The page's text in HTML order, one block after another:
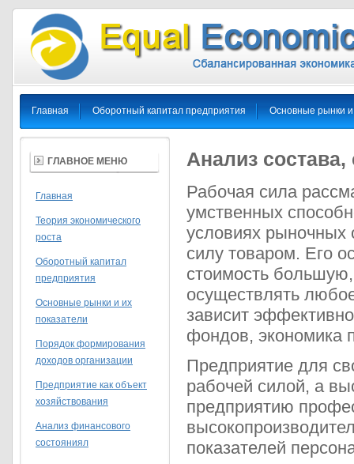
Главная Оборотный капитал предприятия Основные рынки и
Анализ состава,
Рабочая сила
умственных
условиях рыночных
силу товаром. Его
стоимость
осуществлять
зависит
фондов, экономика
Предприятие для
рабочей силой, а
предприятию
показателей
ГЛАВНОЕ МЕНЮ
Главная
Теория экономического
роста
Оборотный капитал
предприятия
Основные рынки и их
показатели
Порядок формирования
доходов организации
Предприятие как объект
хозяйствования
Анализ финансового
состояниял